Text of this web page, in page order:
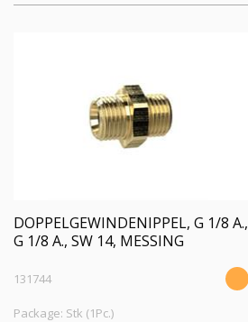
DOPPELGEWINDENIPPEL, G 1/8 A.,
G 1/8 A., SW 14, MESSING
131744
Package: Stk (1Pc.)